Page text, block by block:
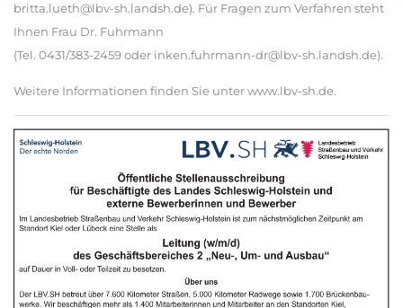
britta.lueth@lbv-sh.landsh.de). Für Fragen zum Verfahren steht
Ihnen Frau Dr. Fuhrmann
(Tel. 0431/383-2459 oder inken.fuhrmann-dr@lbv-sh.landsh.de).
Weitere Informationen finden Sie unter www.lbv-sh.de.